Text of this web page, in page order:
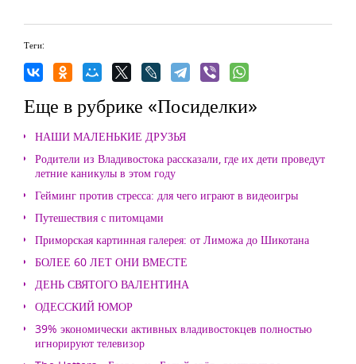
Теги:
Еще в рубрике «Посиделки»
НАШИ МАЛЕНЬКИЕ ДРУЗЬЯ
Родители из Владивостока рассказали, где их дети проведут
летние каникулы в этом году
Гейминг против стресса: для чего играют в видеоигры
Путешествия с питомцами
Приморская картинная галерея: от Лиможа до Шикотана
БОЛЕЕ 60 ЛЕТ ОНИ ВМЕСТЕ
ДЕНЬ СВЯТОГО ВАЛЕНТИНА
ОДЕССКИЙ ЮМОР
39% экономически активных владивостокцев полностью
игнорируют телевизор